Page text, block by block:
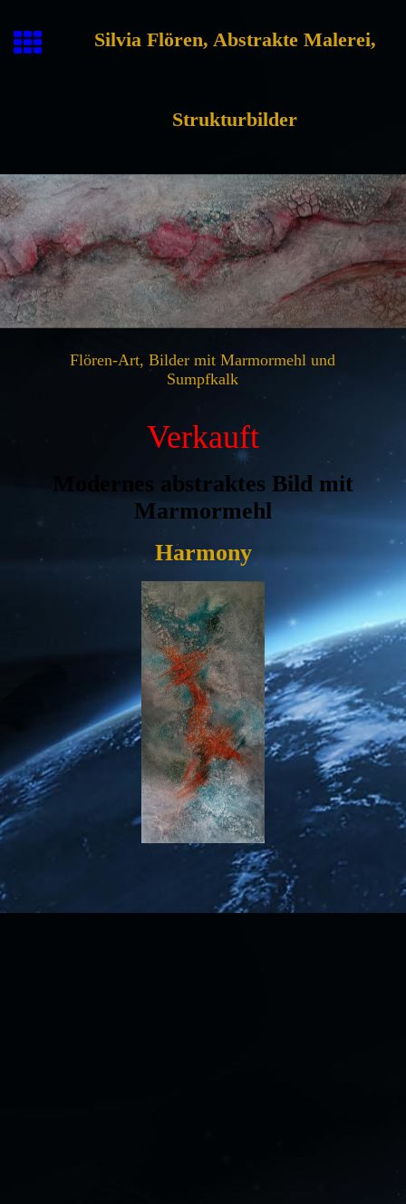
Silvia Flören, Abstrakte Malerei,
Strukturbilder
Flören-Art, Bilder mit Marmormehl und
Sumpfkalk
Verkauft
Modernes abstraktes Bild mit
Marmormehl
Harmony